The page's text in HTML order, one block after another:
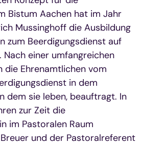
Bistum Aachen hat im Jahr
Mussinghoff die Ausbildung
zum Beerdigungsdienst auf
Nach einer umfangreichen
die Ehrenamtlichen vom
in dem
dem sie leben, beauftragt. In
zur Zeit die
im Pastoralen Raum
und der Pastoralreferent